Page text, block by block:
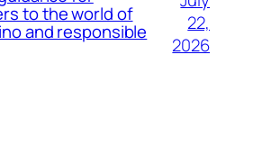
to the world of
and responsible
22,
2026